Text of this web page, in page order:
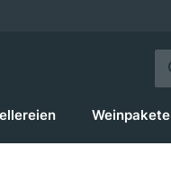
Weinpakete